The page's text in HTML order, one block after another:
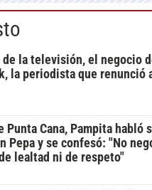
de la televisión, el negocio
la periodista que renunció
Punta Cana, Pampita habló
Pepa y se confesó: "No
lealtad ni de respeto"